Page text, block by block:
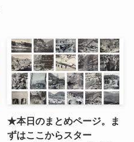
★本日のまとめページ。ま
ずはここからスター